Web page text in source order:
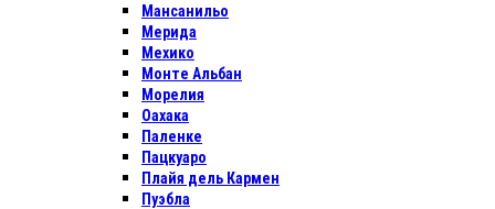
Мансанильо
Мерида
Мехико
Монте Альбан
Морелия
Оахака
Паленке
Пацкуаро
Плайя дель Кармен
Пуэбла